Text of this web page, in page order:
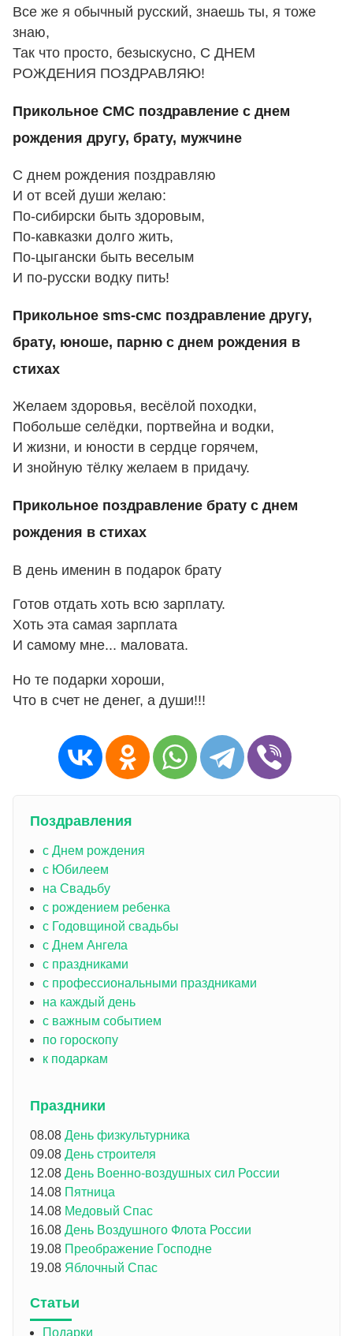
Все же я обычный русский, знаешь ты, я тоже
знаю,
Так что просто, безыскусно, С ДНЕМ
РОЖДЕНИЯ ПОЗДРАВЛЯЮ!
Прикольное СМС поздравление с днем
рождения другу, брату, мужчине
С днем рождения поздравляю
И от всей души желаю:
По-сибирски быть здоровым,
По-кавказки долго жить,
По-цыгански быть веселым
И по-русски водку пить!
Прикольное sms-смс поздравление другу,
брату, юноше, парню с днем рождения в
стихах
Желаем здоровья, весёлой походки,
Побольше селёдки, портвейна и водки,
И жизни, и юности в сердце горячем,
И знойную тёлку желаем в придачу.
Прикольное поздравление брату с днем
рождения в стихах
В день именин в подарок брату
Готов отдать хоть всю зарплату.
Хоть эта самая зарплата
И самому мне... маловата.
Но те подарки хороши,
Что в счет не денег, а души!!!
Поздравления
с Днем рождения
с Юбилеем
на Свадьбу
с рождением ребенка
с Годовщиной свадьбы
с Днем Ангела
с праздниками
с профессиональными праздниками
на каждый день
с важным событием
по гороскопу
к подаркам
Праздники
08.08 День физкультурника
09.08 День строителя
12.08 День Военно-воздушных сил России
14.08 Пятница
14.08 Медовый Спас
16.08 День Воздушного Флота России
19.08 Преображение Господне
19.08 Яблочный Спас
Статьи
Подарки